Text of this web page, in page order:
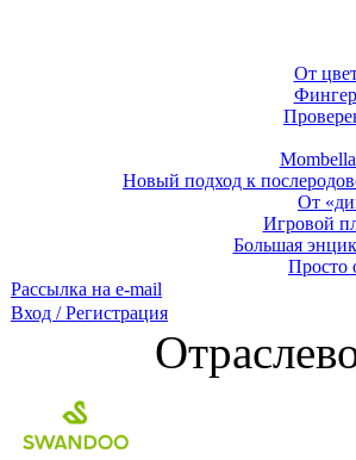
От
Новый подход к
От
Игровой
Большая
Просто
Рассылка на e-mail
Вход / Регистрация